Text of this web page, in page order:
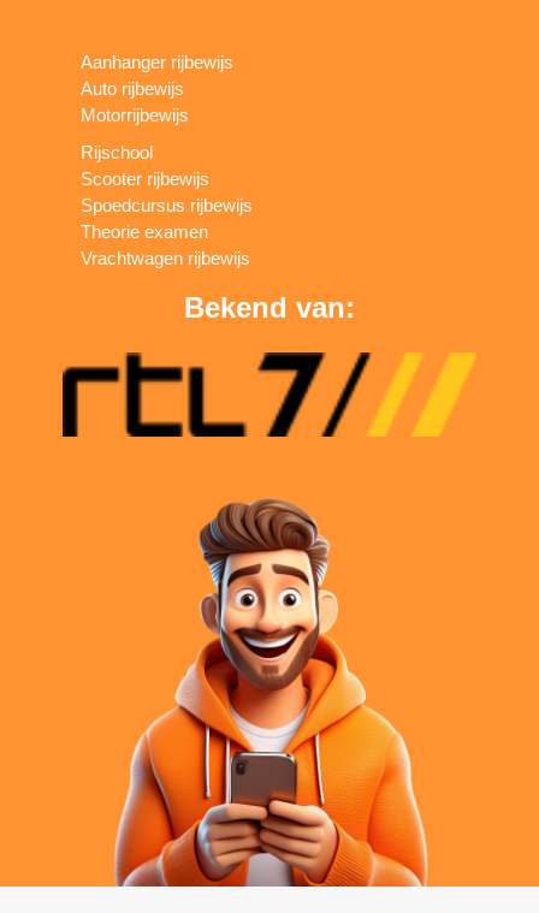
Aanhanger rijbewijs
Auto rijbewijs
Motorrijbewijs
Rijschool
Scooter rijbewijs
Spoedcursus rijbewijs
Theorie examen
Vrachtwagen rijbewijs
Bekend van: